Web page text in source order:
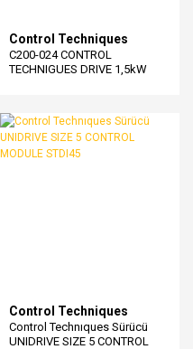
Control Techniques
C200-024 CONTROL
TECHNIGUES DRIVE 1,5kW
Control Techniques
Control Technıques Sürücü
UNIDRIVE SIZE 5 CONTROL